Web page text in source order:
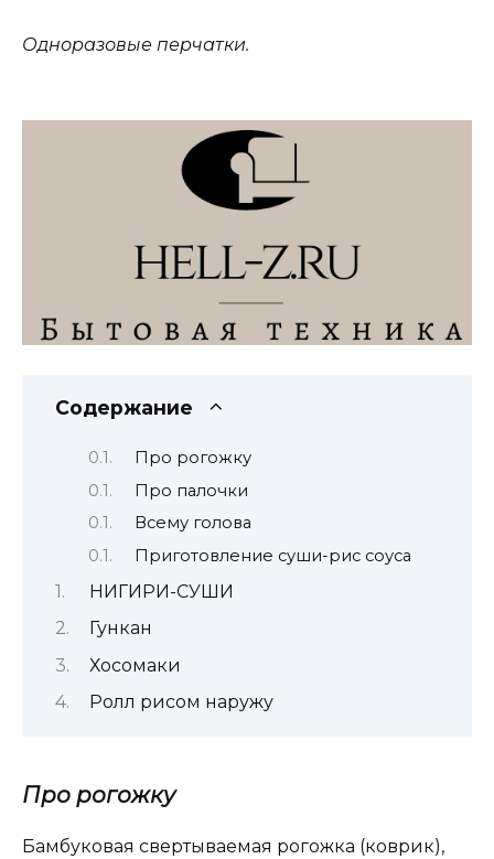
Одноразовые перчатки.
Содержание
Про рогожку
Про палочки
Всему голова
Приготовление суши-рис соуса
НИГИРИ-СУШИ
Гункан
Хосомаки
Ролл рисом наружу
Про рогожку
Бамбуковая свертываемая рогожка (коврик),